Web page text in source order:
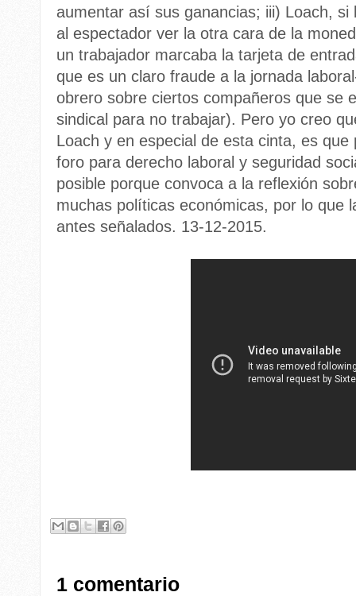
aumentar así sus ganancias; iii) Loach,
al espectador ver la otra cara de la
un trabajador marcaba la tarjeta de
que es un claro fraude a la jornada
obrero sobre ciertos compañeros que se
sindical para no trabajar). Pero yo creo
Loach y en especial de esta cinta, es
foro para derecho laboral y seguridad
posible porque convoca a la reflexión
muchas políticas económicas, por lo que
antes señalados. 13-12-2015.
1 comentario